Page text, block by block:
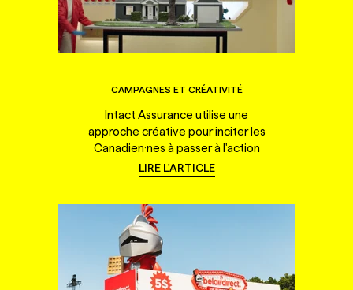
CAMPAGNES ET CRÉATIVITÉ
Intact Assurance utilise une
approche créative pour inciter les
Canadien·nes à passer à l'action
LIRE L'ARTICLE